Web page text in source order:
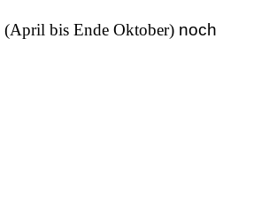
(April bis Ende Oktober) noch